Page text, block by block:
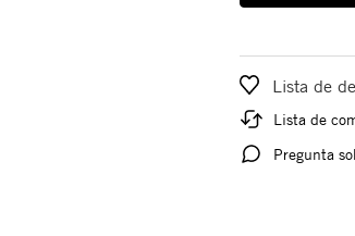
Lista de
Lista de
Pregunta